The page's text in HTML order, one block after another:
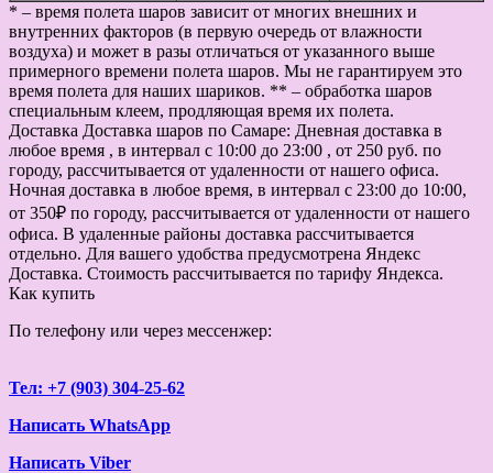
* – время полета шаров зависит от многих внешних и
внутренних факторов (в первую очередь от влажности
воздуха) и может в разы отличаться от указанного выше
примерного времени полета шаров. Мы не гарантируем это
время полета для наших шариков. ** – обработка шаров
специальным клеем, продляющая время их полета.
Доставка Доставка шаров по Самаре: Дневная доставка в
любое время , в интервал с 10:00 до 23:00 , от 250 руб. по
городу, рассчитывается от удаленности от нашего офиса.
Ночная доставка в любое время, в интервал с 23:00 до 10:00,
от 350₽ по городу, рассчитывается от удаленности от нашего
офиса. В удаленные районы доставка рассчитывается
отдельно. Для вашего удобства предусмотрена Яндекс
Доставка. Стоимость рассчитывается по тарифу Яндекса.
Как купить
По телефону или через мессенжер:
Тел: +7 (903) 304-25-62
Написать WhatsApp
Написать Viber